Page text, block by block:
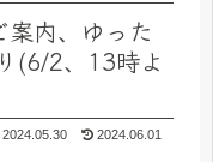
内、ゆった
(6/2、13時よ
2024.05.30 2024.06.01